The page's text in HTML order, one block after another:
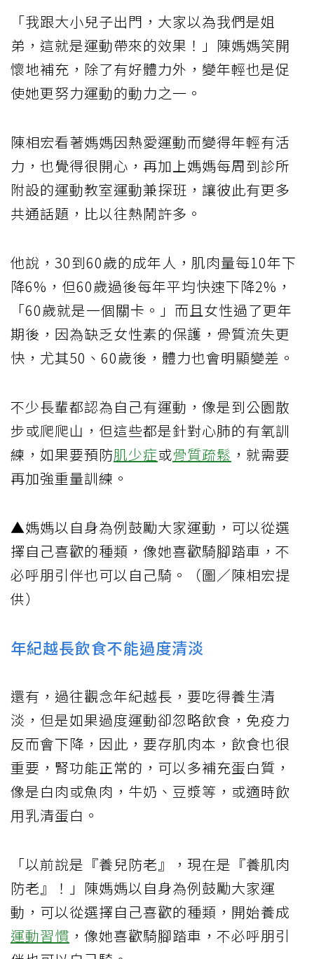
「我跟大小兒子出門，大家以為我們是姐
弟，這就是運動帶來的效果！」陳媽媽笑開
懷地補充，除了有好體力外，變年輕也是促
使她更努力運動的動力之一。
陳相宏看著媽媽因熱愛運動而變得年輕有活
力，也覺得很開心，再加上媽媽每周到診所
附設的運動教室運動兼探班，讓彼此有更多
共通話題，比以往熱鬧許多。
他說，30到60歲的成年人，肌肉量每10年下
降6%，但60歲過後每年平均快速下降2%，
「60歲就是一個關卡。」而且女性過了更年
期後，因為缺乏女性素的保護，骨質流失更
快，尤其50、60歲後，體力也會明顯變差。
不少長輩都認為自己有運動，像是到公園散
步或爬爬山，但這些都是針對心肺的有氧訓
練，如果要預防肌少症或骨質疏鬆 ，就需要
再加強重量訓練。
▲媽媽以自身為例鼓勵大家運動，可以從選
擇自己喜歡的種類，像她喜歡騎腳踏車，不
必呼朋引伴也可以自己騎。（圖／陳相宏提
供）
年紀越長飲食不能過度清淡
還有，過往觀念年紀越長，要吃得養生清
淡，但是如果過度運動卻忽略飲食，免疫力
反而會下降，因此，要存肌肉本，飲食也很
重要，腎功能正常的，可以多補充蛋白質，
像是白肉或魚肉，牛奶、豆漿等，或適時飲
用乳清蛋白。
「以前說是『養兒防老』，現在是『養肌肉
防老』！」陳媽媽以自身為例鼓勵大家運
動，可以從選擇自己喜歡的種類，開始養成
運動習慣 ，像她喜歡騎腳踏車，不必呼朋引